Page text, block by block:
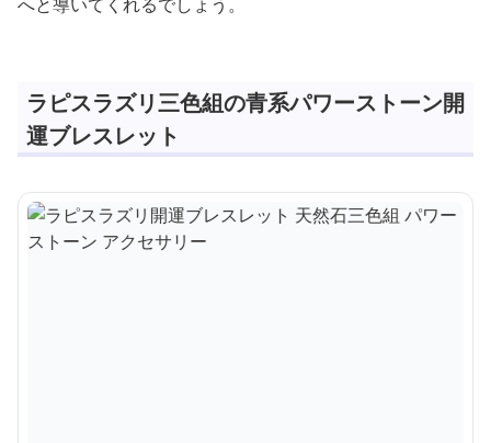
ラピスラズリ三色組の青系パワーストーン開
運ブレスレット